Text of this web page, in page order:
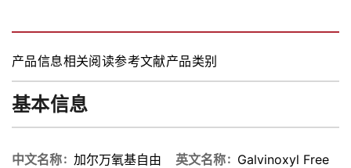
产品信息相关阅读参考文献产品类别
基本信息
中文名称
加尔万氧基自由
英文名称
Galvinoxyl Free